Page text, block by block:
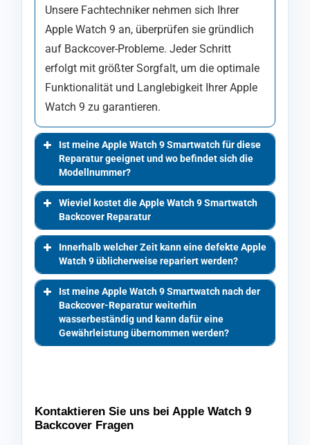
Unsere Fachtechniker nehmen sich Ihrer
Apple Watch 9 an, überprüfen sie gründlich
auf Backcover-Probleme. Jeder Schritt
erfolgt mit größter Sorgfalt, um die optimale
Funktionalität und Langlebigkeit Ihrer Apple
Watch 9 zu garantieren.
Ist meine Apple Watch 9 Smartwatch für diese
Reparatur geeignet und wo befindet sich die
Modellnummer?
Wieviel kostet die Apple Watch 9 Smartwatch
Backcover Reparatur
Innerhalb welcher Zeit kann eine defekte Apple
Watch 9 üblicherweise repariert werden?
Ist meine Apple Watch 9 Smartwatch nach der
Backcover-Reparatur weiterhin
wasserbeständig und kann dafür eine
Gewährleistung übernommen werden?
Kontaktieren Sie uns bei Apple Watch 9
Backcover Fragen